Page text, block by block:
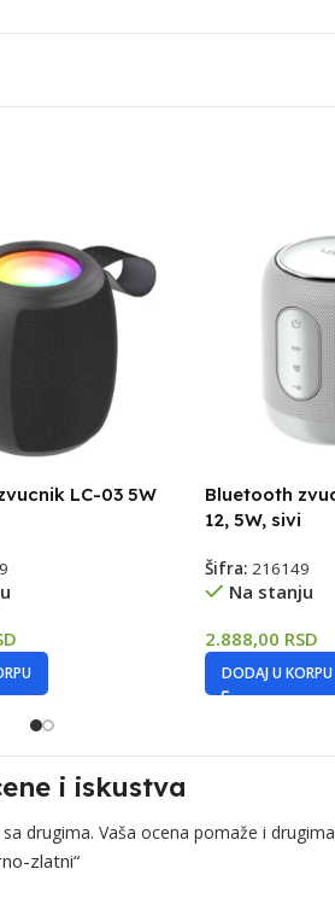
LC-03 5W
Bluetooth
12, 5W, sivi
Šifra:216149
Na stanju
2.888,00 RSD
DODAJ U KORPU
i iskustva
drugima. Vaša ocena pomaže i
zlatni“